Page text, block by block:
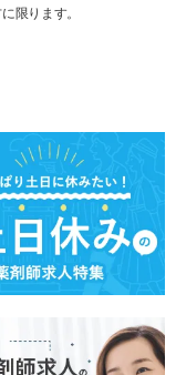
限ります。